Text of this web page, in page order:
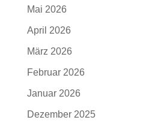
Mai 2026
April 2026
März 2026
Februar 2026
Januar 2026
Dezember 2025